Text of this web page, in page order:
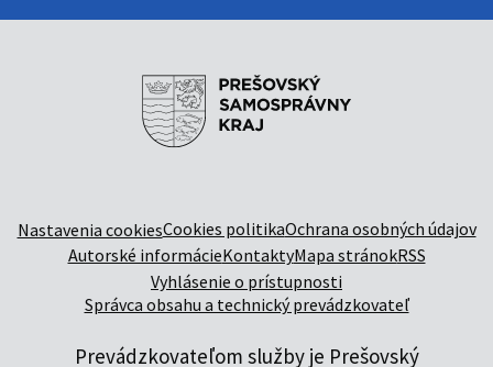
Nastavenia cookiesCookies politikaOchrana osobných údajov
Autorské informácieKontaktyMapa stránokRSS
Vyhlásenie o prístupnosti
Správca obsahu a technický prevádzkovateľ
Prevádzkovateľom služby je Prešovský